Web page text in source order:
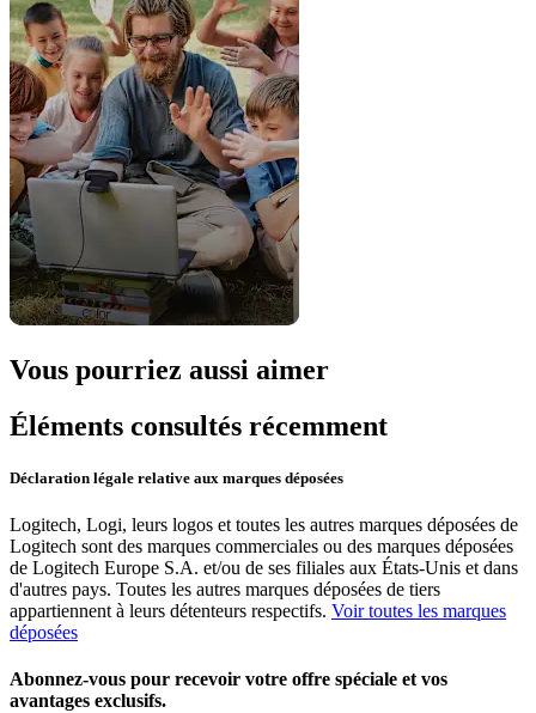
Vous pourriez aussi aimer
Éléments consultés récemment
Déclaration légale relative aux marques déposées
Logitech, Logi, leurs logos et toutes les autres marques déposées de
Logitech sont des marques commerciales ou des marques déposées
de Logitech Europe S.A. et/ou de ses filiales aux États-Unis et dans
d'autres pays. Toutes les autres marques déposées de tiers
appartiennent à leurs détenteurs respectifs. Voir toutes les marques
déposées
Abonnez-vous pour recevoir votre offre spéciale et vos
avantages exclusifs.